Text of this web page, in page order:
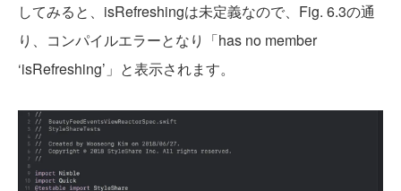
してみると、isRefreshingは未定義なので、Fig. 6.3の通
り、コンパイルエラーとなり「has no member
‘isRefreshing’」と表示されます。